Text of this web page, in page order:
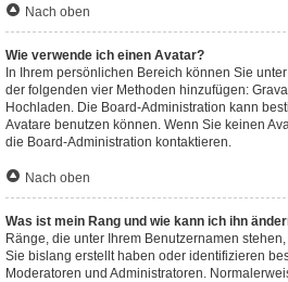
Nach oben
Wie verwende ich einen Avatar?
In Ihrem persönlichen Bereich können Sie
der folgenden vier Methoden hinzufügen:
Hochladen. Die Board-Administration kann
Avatare benutzen können. Wenn Sie keinen
die Board-Administration kontaktieren.
Nach oben
Was ist mein Rang und wie kann ich ihn
Ränge, die unter Ihrem Benutzernamen
Sie bislang erstellt haben oder identifizieren
Moderatoren und Administratoren.